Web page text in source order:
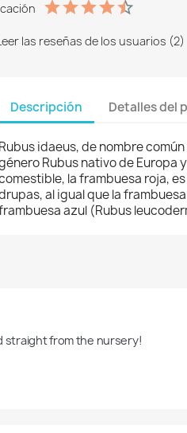
las reseñas de los usuarios (2)
Descripción Detalles del
Rubus idaeus, de nombre
Rubus nativo de Europa
la frambuesa roja,
al igual que la
azul (Rubus
straight from the nursery!